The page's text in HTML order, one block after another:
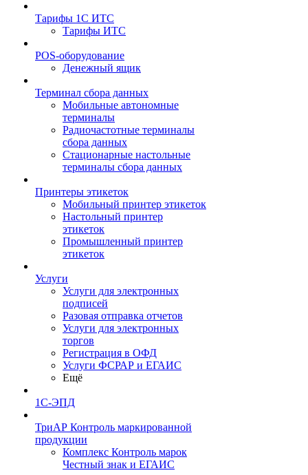
Тарифы 1С ИТС
Тарифы ИТС
POS-оборудование
Денежный ящик
Терминал сбора данных
Мобильные автономные
терминалы
Радиочастотные терминалы
сбора данных
Стационарные настольные
терминалы сбора данных
Принтеры этикеток
Мобильный принтер этикеток
Настольный принтер
этикеток
Промышленный принтер
этикеток
Услуги
Услуги для электронных
подписей
Разовая отправка отчетов
Услуги для электронных
торгов
Регистрация в ОФД
Услуги ФСРАР и ЕГАИС
Ещё
1С-ЭПД
ТриАР Контроль маркированной
продукции
Комплекс Контроль марок
Честный знак и ЕГАИС